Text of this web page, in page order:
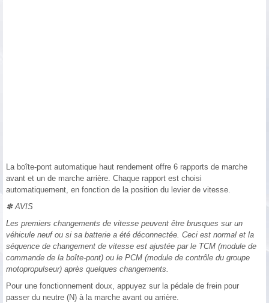
La boîte-pont automatique haut rendement offre 6 rapports de marche
avant et un de marche arrière. Chaque rapport est choisi
automatiquement, en fonction de la position du levier de vitesse.
✽ AVIS
Les premiers changements de vitesse peuvent être brusques sur un
véhicule neuf ou si sa batterie a été déconnectée. Ceci est normal et la
séquence de changement de vitesse est ajustée par le TCM (module de
commande de la boîte-pont) ou le PCM (module de contrôle du groupe
motopropulseur) après quelques changements.
Pour une fonctionnement doux, appuyez sur la pédale de frein pour
passer du neutre (N) à la marche avant ou arrière.